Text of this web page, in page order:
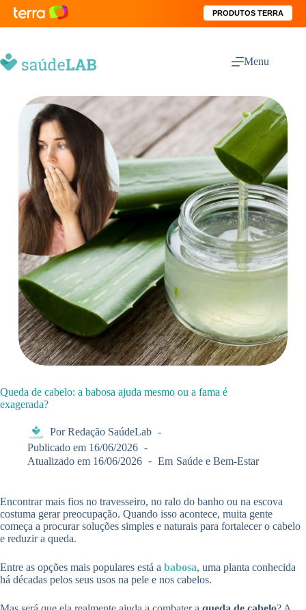
PRODUTOS TERRA
Menu
Queda de cabelo: a babosa ajuda mesmo ou a fama é
exagerada?
Por Redação SaúdeLab
Publicado em 16/06/2026
Atualizado em 16/06/2026 Em Saúde e Bem-Estar
Encontrar mais fios no travesseiro, no ralo do banho ou na escova
costuma gerar preocupação. Quando isso acontece, muita gente
começa a procurar soluções simples e naturais para fortalecer o cabelo
e reduzir a queda.
Entre as opções mais populares está a babosa, uma planta conhecida
há décadas pelos seus usos na pele e nos cabelos.